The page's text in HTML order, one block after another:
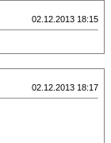
02.12.2013 18:15
02.12.2013 18:17